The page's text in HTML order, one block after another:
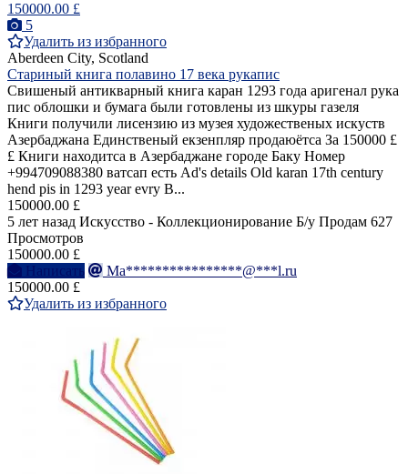
150000.00 £
5
Удалить из избранного
Aberdeen City, Scotland
Стариный книга полавино 17 века рукапис
Свишеный антикварный книга каран 1293 года аригенал рука
пис облошки и бумага были готовлены из шкуры газеля
Книги получили лисензию из музея художественых искуств
Азербаджана Единственый екзенпляр продаюётса За 150000 £
£ Книги находитса в Азербаджане городе Баку Номер
+994709088380 ватсап есть Ad's details Old karan 17th century
hend pis in 1293 year evry B...
150000.00 £
5 лет назад Искусство - Коллекционирование Б/у Продам 627
Просмотров
150000.00 £
Написать
Ma****************@***l.ru
150000.00 £
Удалить из избранного